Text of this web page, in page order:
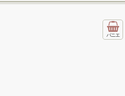
パニエ